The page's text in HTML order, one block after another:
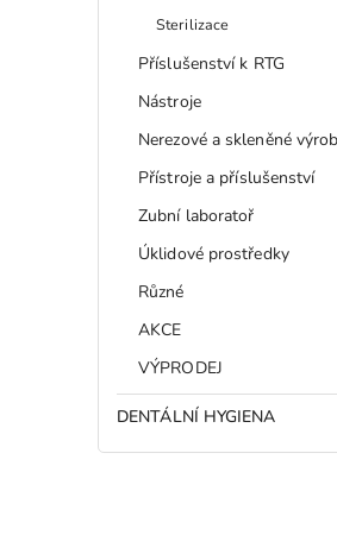
Sterilizace
Příslušenství k RTG
Nástroje
Nerezové a skleněné
Přístroje a příslušenství
Zubní laboratoř
Úklidové prostředky
Různé
AKCE
VÝPRODEJ
DENTÁLNÍ HYGIENA